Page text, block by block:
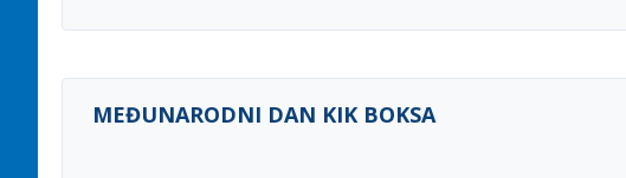
MEĐUNARODNI DAN KIK BOKSA